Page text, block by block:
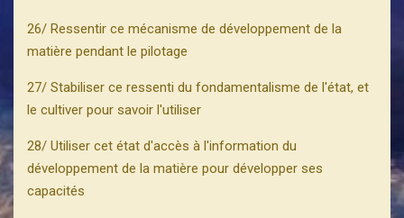
26/ Ressentir ce mécanisme de développement de la
matière pendant le pilotage
27/ Stabiliser ce ressenti du fondamentalisme de l'état, et
le cultiver pour savoir l'utiliser
28/ Utiliser cet état d'accès à l'information du
développement de la matière pour développer ses
capacités